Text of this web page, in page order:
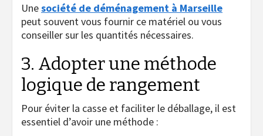
Unesociété de déménagement à Marseille
peut souvent vous fournir ce matériel ou vous
conseiller sur les quantités nécessaires.
3. Adopter une méthode
logique de rangement
Pour éviter la casse et faciliter le déballage, il est
essentiel d’avoir une méthode :